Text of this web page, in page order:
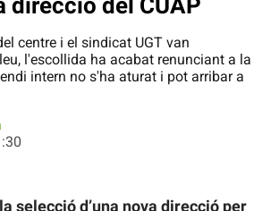
centre i el sindicat UGT van
l'escollida ha acabat renunciant a la
intern no s'ha aturat i pot arribar a
selecció d’una nova direcció per